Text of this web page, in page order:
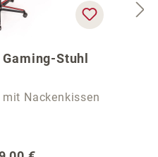
Gaming-Stuhl
Nackenkissen